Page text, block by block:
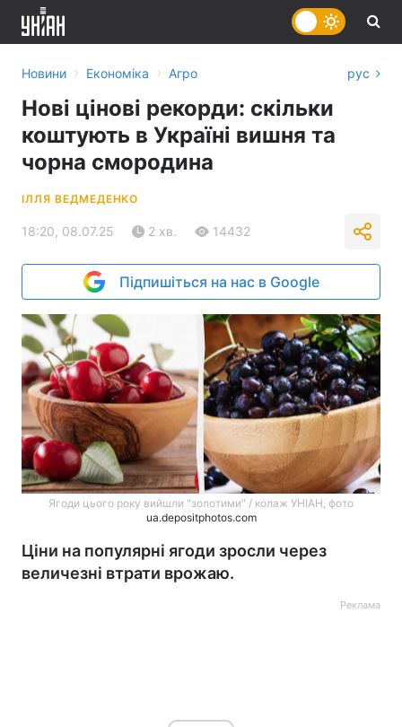
Новини › Економіка › Агро рус
Нові цінові рекорди: скільки
коштують в Україні вишня та
чорна смородина
ІЛЛЯ ВЕДМЕДЕНКО
18:20, 08.07.25 2 хв. 14432
Підпишіться на нас в Google
Ягоди цього року вийшли "золотими" / колаж УНІАН, фото
ua.depositphotos.com
Ціни на популярні ягоди зросли через
величезні втрати врожаю.
Реклама